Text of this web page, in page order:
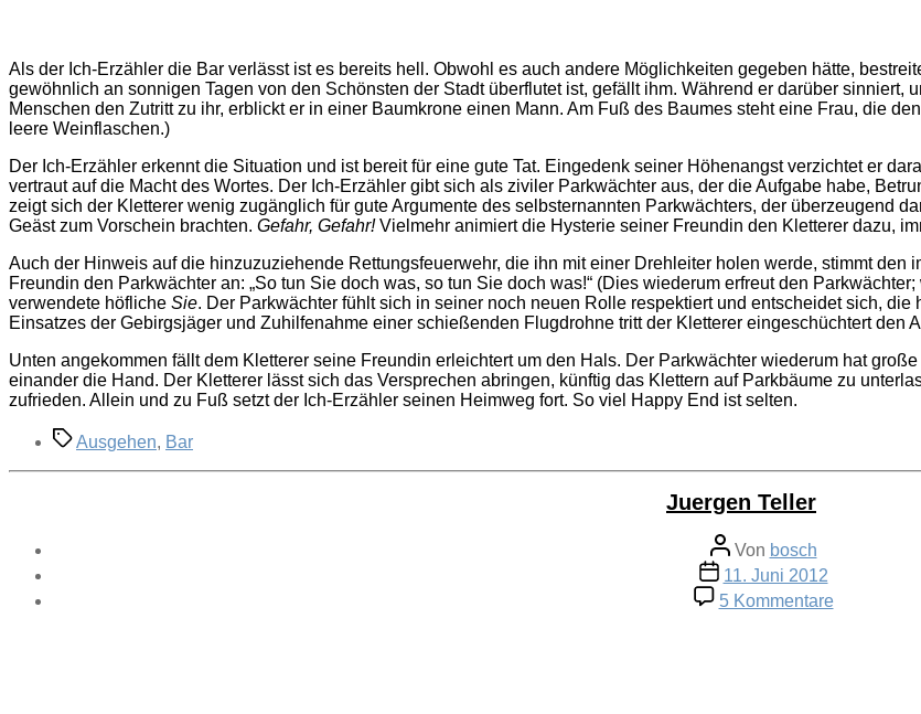
Als der Ich-Erzähler die Bar verlässt ist es bereits hell. Obwohl es auch andere Möglichkeiten gegeben hätte,
gewöhnlich an sonnigen Tagen von den Schönsten der Stadt überflutet ist, gefällt ihm. Während er darüber
Menschen den Zutritt zu ihr, erblickt er in einer Baumkrone einen Mann. Am Fuß des Baumes steht eine Frau, die
leere Weinflaschen.)
Der Ich-Erzähler erkennt die Situation und ist bereit für eine gute Tat. Eingedenk seiner Höhenangst verzichtet er
vertraut auf die Macht des Wortes. Der Ich-Erzähler gibt sich als ziviler Parkwächter aus, der die Aufgabe habe,
zeigt sich der Kletterer wenig zugänglich für gute Argumente des selbsternannten Parkwächters, der überzeugend
Geäst zum Vorschein brachten. Gefahr, Gefahr!Vielmehr animiert die Hysterie seiner Freundin den Kletterer dazu,
Auch der Hinweis auf die hinzuzuziehende Rettungsfeuerwehr, die ihn mit einer Drehleiter holen werde, stimmt den
Freundin den Parkwächter an: „So tun Sie doch was, so tun Sie doch was!“ (Dies wiederum erfreut den
verwendete höfliche Sie. Der Parkwächter fühlt sich in seiner noch neuen Rolle respektiert und entscheidet sich,
Einsatzes der Gebirgsjäger und Zuhilfenahme einer schießenden Flugdrohne tritt der Kletterer eingeschüchtert den
Unten angekommen fällt dem Kletterer seine Freundin erleichtert um den Hals. Der Parkwächter wiederum hat
einander die Hand. Der Kletterer lässt sich das Versprechen abringen, künftig das Klettern auf Parkbäume zu
zufrieden. Allein und zu Fuß setzt der Ich-Erzähler seinen Heimweg fort. So viel Happy End ist selten.
Schlagwörter
Ausgehen, Bar
Juergen Teller
Beitragsautor
Von bosch
Veröffentlichungsdatum
11. Juni 2012
5 Kommentarezu
Juergen